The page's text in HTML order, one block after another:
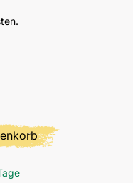
Gib den